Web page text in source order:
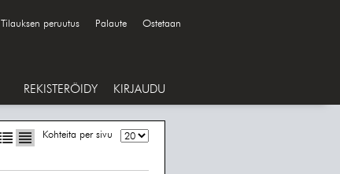
Tilauksen peruutus Palaute Ostetaan
REKISTERÖIDY KIRJAUDU
Kohteita per sivu